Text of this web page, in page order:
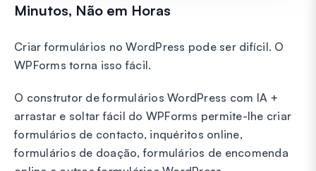
Minutos, Não em Horas
Criar formulários no WordPress pode ser difícil. O
WPForms torna isso fácil.
O construtor de formulários WordPress com IA +
arrastar e soltar fácil do WPForms permite-lhe criar
formulários de contacto, inquéritos online,
formulários de doação, formulários de encomenda